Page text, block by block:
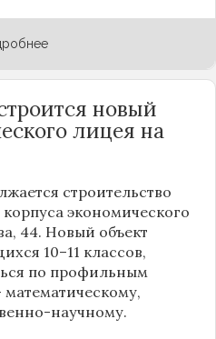
новый
лицея на
строительство
экономического
44. Новый объект
10–11 классов,
по профильным
научному.